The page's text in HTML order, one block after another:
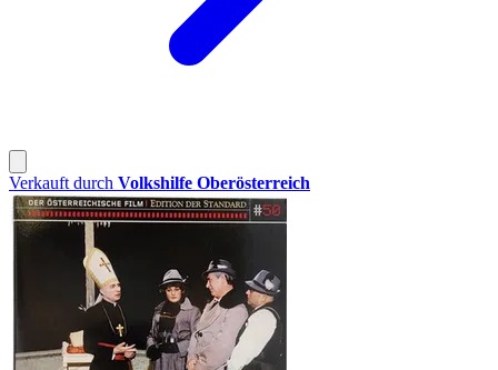
Verkauft durch Volkshilfe Oberösterreich